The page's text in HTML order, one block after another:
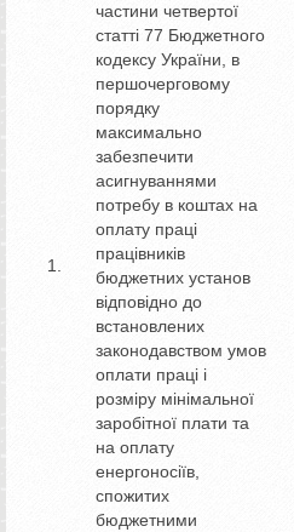
частини четвертої
статті 77 Бюджетного
кодексу України, в
першочерговому
порядку
максимально
забезпечити
асигнуваннями
потребу в коштах на
оплату праці
працівників
бюджетних установ
відповідно до
встановлених
законодавством умов
оплати праці і
розміру мінімальної
заробітної плати та
на оплату
енергоносіїв,
спожитих
бюджетними